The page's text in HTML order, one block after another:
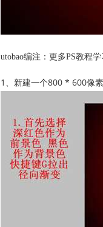
utobao编注：更多PS教程
1、新建一个800 * 600像